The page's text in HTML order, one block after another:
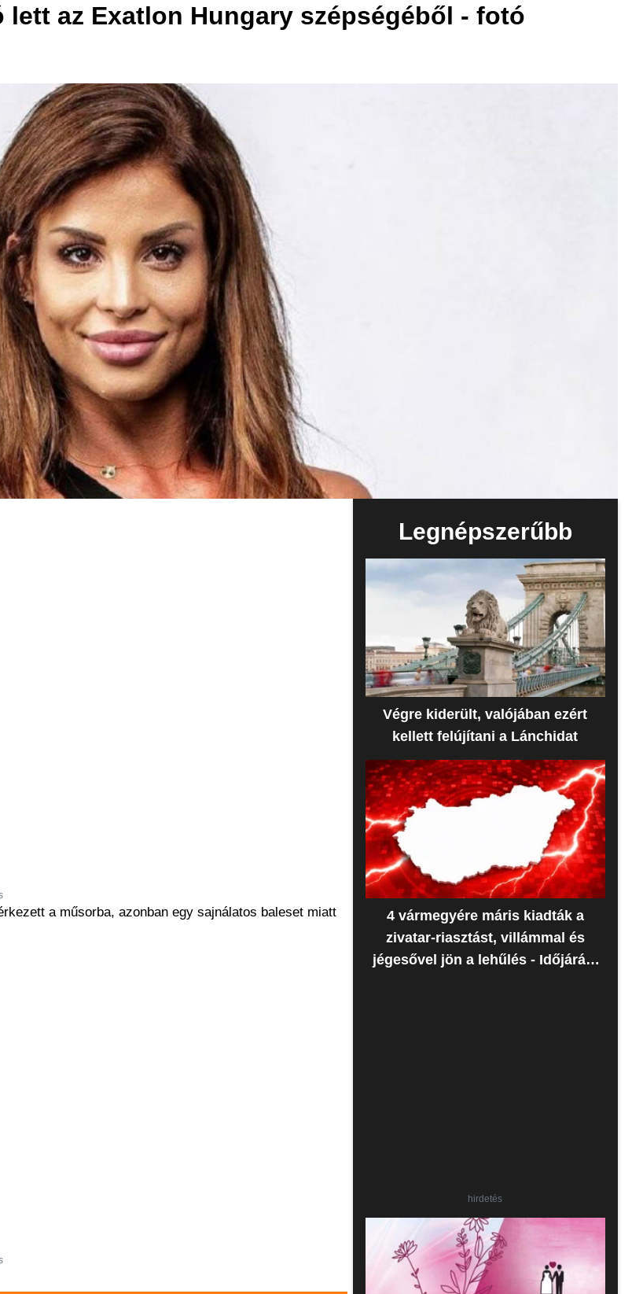
az Exatlon Hungary szépségéből - fotó
a műsorba, azonban egy sajnálatos baleset miatt
Legnépszerűbb
Végre kiderült, valójában ezért
kellett felújítani a Lánchidat
4 vármegyére máris kiadták a
zivatar-riasztást, villámmal és
jégesővel jön a lehűlés - Időjárás-
hirdetés